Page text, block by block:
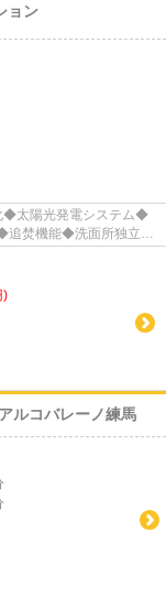
ョン
◆太陽光発電システム◆
追焚機能◆洗面所独立・
)
ルコバレーノ練馬